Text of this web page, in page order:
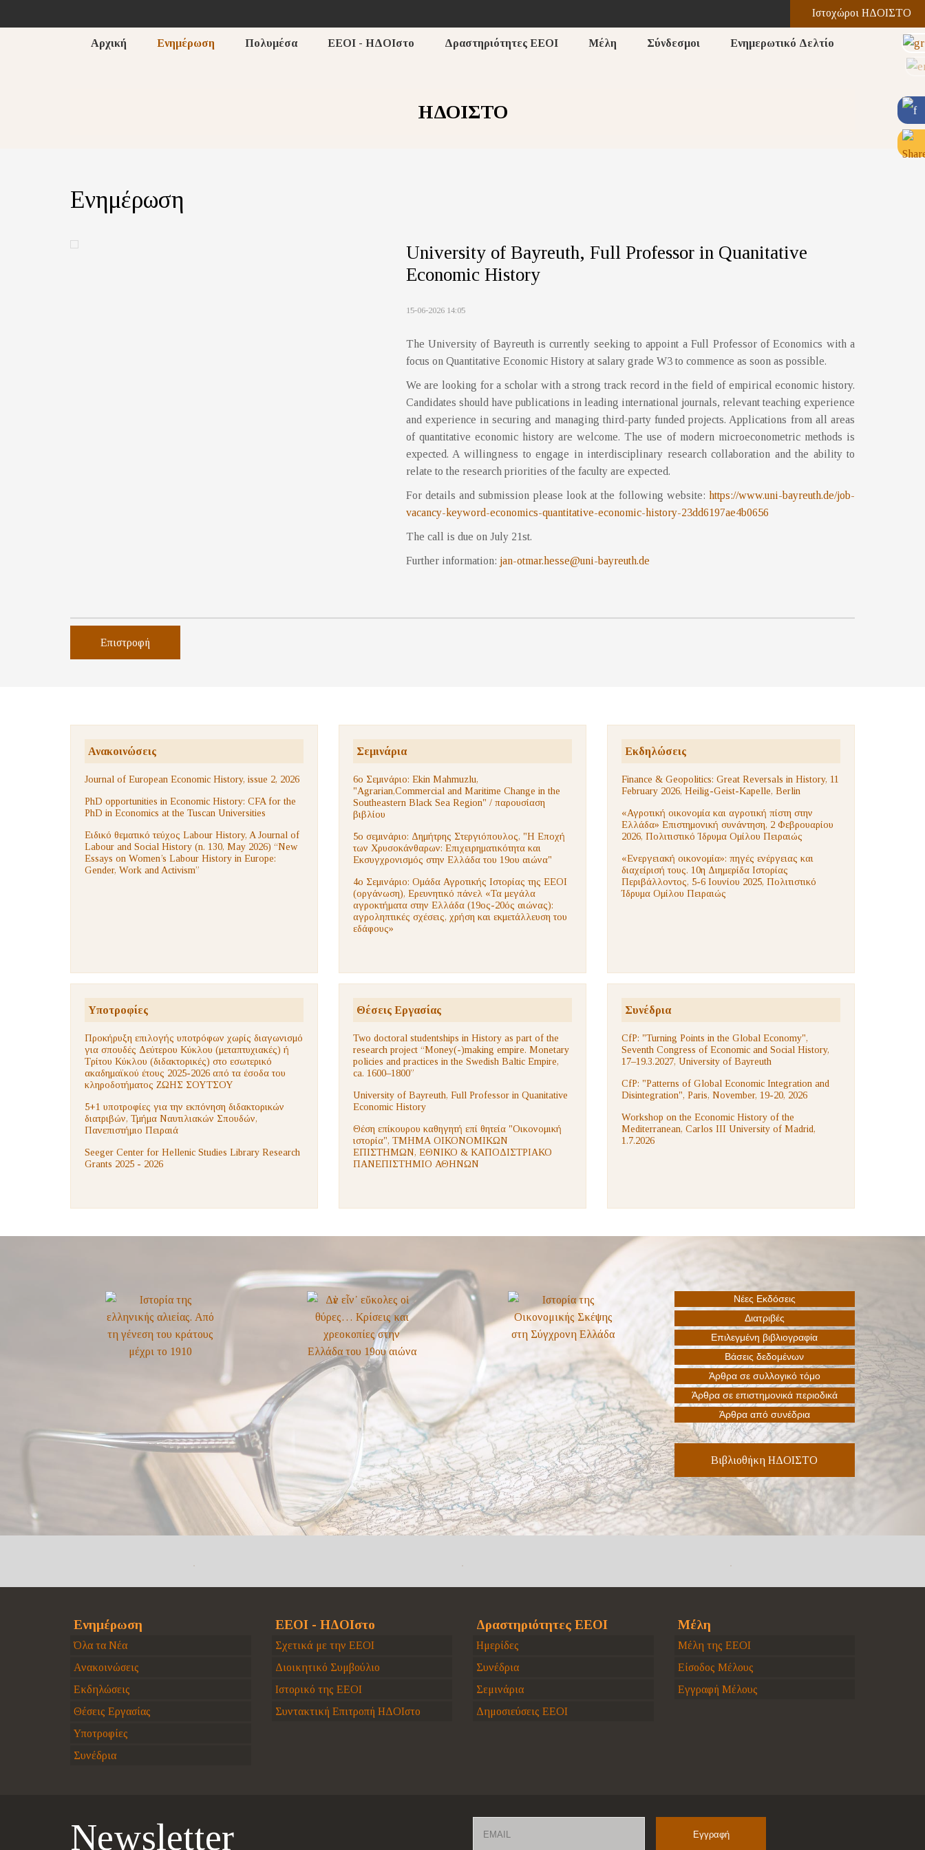
Ιστοχώροι ΗΔΟΙΣΤΟ
Αρχική Ενημέρωση Πολυμέσα ΕΕΟΙ - ΗΔΟΙστο Δραστηριότητες ΕΕΟΙ Μέλη Σύνδεσμοι Ενημερωτικό Δελτίο
ΗΔΟΙΣΤΟ
Ενημέρωση
University of Bayreuth, Full Professor in Quanitative
Economic History
15-06-2026 14:05
The University of Bayreuth is currently seeking to appoint a Full Professor of Economics with a
focus on Quantitative Economic History at salary grade W3 to commence as soon as possible.
We are looking for a scholar with a strong track record in the field of empirical economic history.
Candidates should have publications in leading international journals, relevant teaching experience
and experience in securing and managing third-party funded projects. Applications from all areas
of quantitative economic history are welcome. The use of modern microeconometric methods is
expected. A willingness to engage in interdisciplinary research collaboration and the ability to
relate to the research priorities of the faculty are expected.
For details and submission please look at the following website: https://www.uni-bayreuth.de/job-
vacancy-keyword-economics-quantitative-economic-history-23dd6197ae4b0656
The call is due on July 21st.
Further information: jan-otmar.hesse@uni-bayreuth.de
Επιστροφή
Ανακοινώσεις
Journal of European Economic History, issue 2, 2026
PhD opportunities in Economic History: CFA for the
PhD in Economics at the Tuscan Universities
Ειδικό θεματικό τεύχος Labour History, A Journal of
Labour and Social History (n. 130, May 2026) “New
Essays on Women’s Labour History in Europe:
Gender, Work and Activism”
Σεμινάρια
6ο Σεμινάριο: Ekin Mahmuzlu,
"Agrarian,Commercial and Maritime Change in the
Southeastern Black Sea Region" / παρουσίαση
βιβλίου
5ο σεμινάριο: Δημήτρης Στεργιόπουλος, "Η Εποχή
των Χρυσοκάνθαρων: Επιχειρηματικότητα και
Εκσυγχρονισμός στην Ελλάδα του 19ου αιώνα"
4ο Σεμινάριο: Ομάδα Αγροτικής Ιστορίας της ΕΕΟΙ
(οργάνωση), Ερευνητικό πάνελ «Τα μεγάλα
αγροκτήματα στην Ελλάδα (19ος-20ός αιώνας):
αγροληπτικές σχέσεις, χρήση και εκμετάλλευση του
εδάφους»
Εκδηλώσεις
Finance & Geopolitics: Great Reversals in History, 11
February 2026, Heilig-Geist-Kapelle, Berlin
«Αγροτική οικονομία και αγροτική πίστη στην
Ελλάδα» Επιστημονική συνάντηση, 2 Φεβρουαρίου
2026, Πολιτιστικό Ίδρυμα Ομίλου Πειραιώς
«Ενεργειακή οικονομία»: πηγές ενέργειας και
διαχείρισή τους. 10η Διημερίδα Ιστορίας
Περιβάλλοντος, 5-6 Ιουνίου 2025, Πολιτιστικό
Ίδρυμα Ομίλου Πειραιώς
Υποτροφίες
Προκήρυξη επιλογής υποτρόφων χωρίς διαγωνισμό
για σπουδές Δεύτερου Κύκλου (μεταπτυχιακές) ή
Τρίτου Κύκλου (διδακτορικές) στο εσωτερικό
ακαδημαϊκού έτους 2025-2026 από τα έσοδα του
κληροδοτήματος ΖΩΗΣ ΣΟΥΤΣΟΥ
5+1 υποτροφίες για την εκπόνηση διδακτορικών
διατριβών, Τμήμα Ναυτιλιακών Σπουδών,
Πανεπιστήμιο Πειραιά
Seeger Center for Hellenic Studies Library Research
Grants 2025 - 2026
Θέσεις Εργασίας
Two doctoral studentships in History as part of the
research project “Money(-)making empire. Monetary
policies and practices in the Swedish Baltic Empire,
ca. 1600–1800”
University of Bayreuth, Full Professor in Quanitative
Economic History
Θέση επίκουρου καθηγητή επί θητεία "Οικονομική
ιστορία", ΤΜΗΜΑ ΟΙΚΟΝΟΜΙΚΩΝ
ΕΠΙΣΤΗΜΩΝ, ΕΘΝΙΚΟ & ΚΑΠΟΔΙΣΤΡΙΑΚΟ
ΠΑΝΕΠΙΣΤΗΜΙΟ ΑΘΗΝΩΝ
Συνέδρια
CfP: "Turning Points in the Global Economy",
Seventh Congress of Economic and Social History,
17–19.3.2027, University of Bayreuth
CfP: "Patterns of Global Economic Integration and
Disintegration", Paris, November, 19-20, 2026
Workshop on the Economic History of the
Mediterranean, Carlos III University of Madrid,
1.7.2026
Βιβλιοθήκη ΗΔΟΙΣΤΟ
Ενημέρωση
Όλα τα Νέα
Ανακοινώσεις
Εκδηλώσεις
Θέσεις Εργασίας
Υποτροφίες
Συνέδρια
ΕΕΟΙ - ΗΔΟΙστο
Σχετικά με την ΕΕΟΙ
Διοικητικό Συμβούλιο
Ιστορικό της ΕΕΟΙ
Συντακτική Επιτροπή ΗΔΟΙστο
Δραστηριότητες ΕΕΟΙ
Ημερίδες
Συνέδρια
Σεμινάρια
Δημοσιεύσεις ΕΕΟΙ
Μέλη
Μέλη της ΕΕΟΙ
Είσοδος Μέλους
Εγγραφή Μέλους
Newsletter